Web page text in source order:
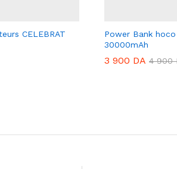
CELEBRAT
Power Bank hoco
30000mAh
3 900 DA 4 900